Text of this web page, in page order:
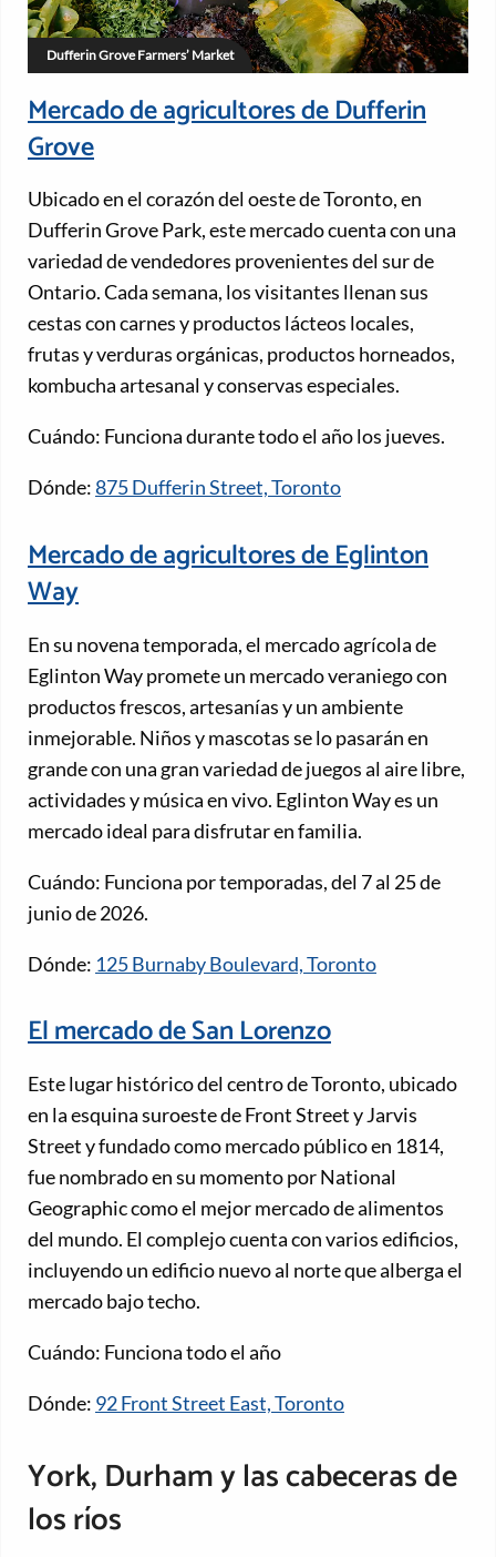
Dufferin Grove Farmers’ Market
Mercado de agricultores de Dufferin
Grove
Ubicado en el corazón del oeste de Toronto, en
Dufferin Grove Park, este mercado cuenta con una
variedad de vendedores provenientes del sur de
Ontario. Cada semana, los visitantes llenan sus
cestas con carnes y productos lácteos locales,
frutas y verduras orgánicas, productos horneados,
kombucha artesanal y conservas especiales.
Cuándo: Funciona durante todo el año los jueves.
Dónde:875 Dufferin Street, Toronto
Mercado de agricultores de Eglinton
Way
En su novena temporada, el mercado agrícola de
Eglinton Way promete un mercado veraniego con
productos frescos, artesanías y un ambiente
inmejorable. Niños y mascotas se lo pasarán en
grande con una gran variedad de juegos al aire libre,
actividades y música en vivo. Eglinton Way es un
mercado ideal para disfrutar en familia.
Cuándo: Funciona por temporadas, del 7 al 25 de
junio de 2026.
Dónde: 125 Burnaby Boulevard, Toronto
El mercado de San Lorenzo
Este lugar histórico del centro de Toronto, ubicado
en la esquina suroeste de Front Street y Jarvis
Street y fundado como mercado público en 1814,
fue nombrado en su momento por National
Geographic como el mejor mercado de alimentos
del mundo. El complejo cuenta con varios edificios,
incluyendo un edificio nuevo al norte que alberga el
mercado bajo techo.
Cuándo: Funciona todo el año
Dónde: 92 Front Street East, Toronto
York, Durham y las cabeceras de
los ríos